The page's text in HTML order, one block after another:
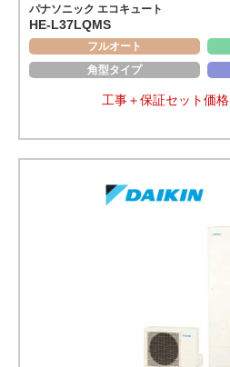
パナソニック エコキュート
HE-L37LQMS
フルオート
角型タイプ
工事＋保証セット価格